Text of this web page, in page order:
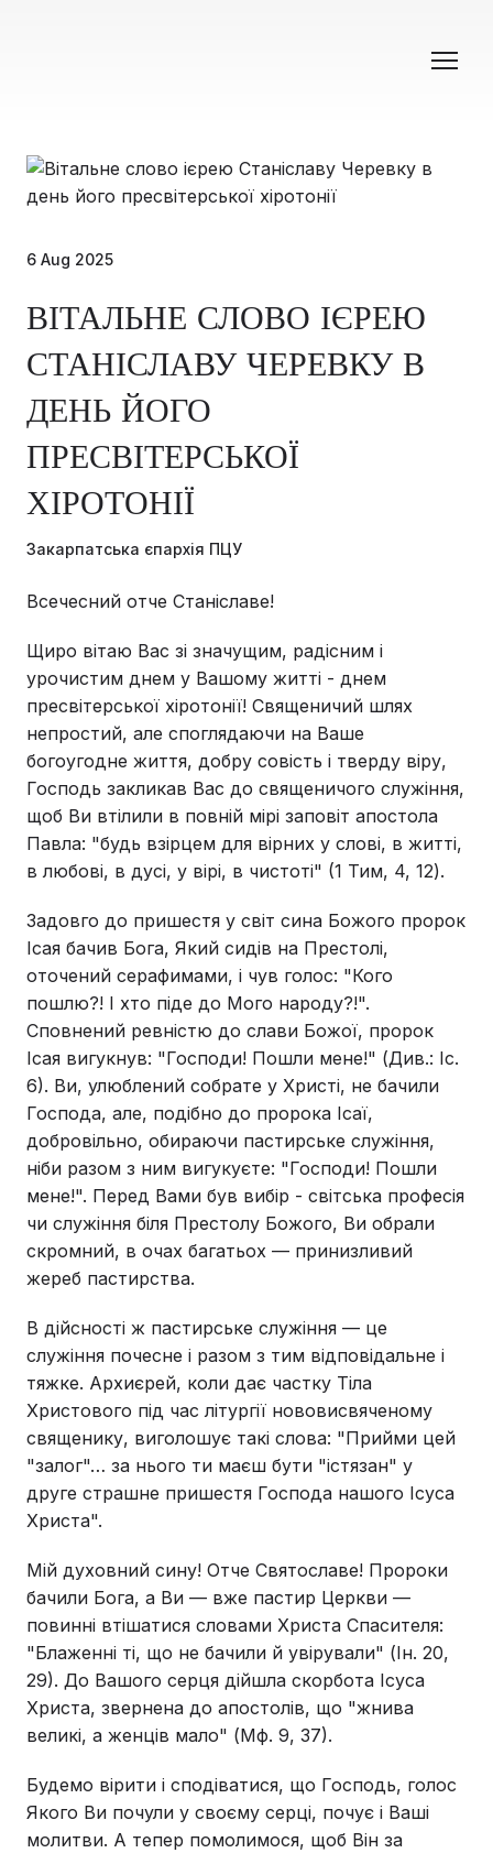
6 Aug 2025
ВІТАЛЬНЕ СЛОВО ІЄРЕЮ
СТАНІСЛАВУ ЧЕРЕВКУ В
ДЕНЬ ЙОГО
ПРЕСВІТЕРСЬКОЇ
ХІРОТОНІЇ
Закарпатська єпархія ПЦУ
Всечесний отче Станіславе!
Щиро вітаю Вас зі значущим, радісним і
урочистим днем у Вашому житті - днем
пресвітерської хіротонії! Священичий шлях
непростий, але споглядаючи на Ваше
богоугодне життя, добру совість і тверду віру,
Господь закликав Вас до священичого служіння,
щоб Ви втілили в повній мірі заповіт апостола
Павла: "будь взiрцем для вiрних у словi, в життi,
в любовi, в дусi, у вiрi, в чистотi" (1 Тим, 4, 12).
Задовго до пришестя у світ сина Божого пророк
Ісая бачив Бога, Який сидів на Престолі,
оточений серафимами, і чув голос: "Кого
пошлю?! І хто піде до Мого народу?!".
Сповнений ревністю до слави Божої, пророк
Ісая вигукнув: "Господи! Пошли мене!" (Див.: Іс.
6). Ви, улюблений собрате у Христі, не бачили
Господа, але, подібно до пророка Ісаї,
добровільно, обираючи пастирське служіння,
ніби разом з ним вигукуєте: "Господи! Пошли
мене!". Перед Вами був вибір - світська професія
чи служіння біля Престолу Божого, Ви обрали
скромний, в очах багатьох — принизливий
жереб пастирства.
В дійсності ж пастирське служіння — це
служіння почесне і разом з тим відповідальне і
тяжке. Архиєрей, коли дає частку Тіла
Христового під час літургії нововисвяченому
священику, виголошує такі слова: "Прийми цей
"залог"… за нього ти маєш бути "істязан" у
друге страшне пришестя Господа нашого Ісуса
Христа".
Мій духовний сину! Отче Святославе! Пророки
бачили Бога, а Ви — вже пастир Церкви —
повинні втішатися словами Христа Спасителя:
"Блаженні ті, що не бачили й увірували" (Ін. 20,
29). До Вашого серця дійшла скорбота Ісуса
Христа, звернена до апостолів, що "жнива
великі, а женців мало" (Мф. 9, 37).
Будемо вірити і сподіватися, що Господь, голос
Якого Ви почули у своєму серці, почує і Ваші
молитви. А тепер помолимося, щоб Він за